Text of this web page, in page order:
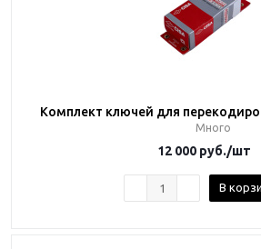
Комплект ключей для
Много
12 000 руб./шт
В